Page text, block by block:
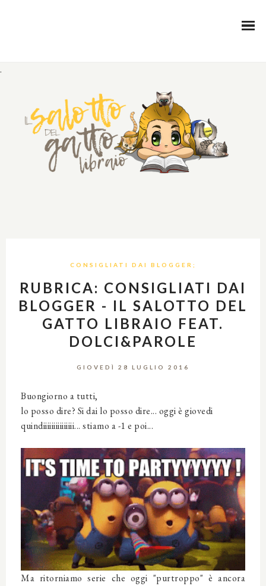
.
CONSIGLIATI DAI BLOGGER;
RUBRICA: CONSIGLIATI DAI
BLOGGER - IL SALOTTO DEL
GATTO LIBRAIO FEAT.
DOLCI&PAROLE
GIOVEDÌ 28 LUGLIO 2016
Buongiorno a tutti,
lo posso dire? Si dai lo posso dire... oggi è giovedi
quindiiiiiiiiiiiiiii... stiamo a -1 e poi...
Ma ritorniamo serie che oggi "purtroppo" è ancora